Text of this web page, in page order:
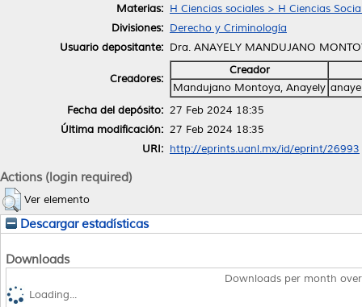
Materias: H Ciencias sociales > H Ciencias
Divisiones: Derecho y Criminología
Usuario depositante: Dra. ANAYELY MANDUJANO
Creadores:
Creador
Mandujano Montoya, Anayely
Fecha del depósito: 27 Feb 2024 18:35
Última modificación: 27 Feb 2024 18:35
URI: http://eprints.uanl.mx/id/eprint/26993
Actions (login required)
Ver elemento
Descargar estadísticas
Downloads
Downloads per month
Loading...